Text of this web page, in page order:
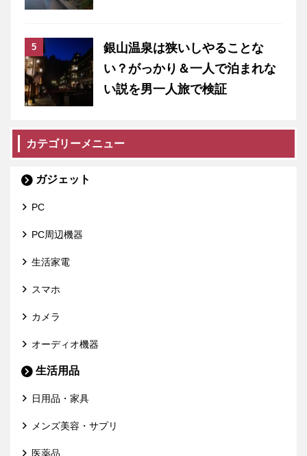
銀山温泉は狭いしやることな
い？がっかり＆一人で泊まれな
い説を男一人旅で検証
カテゴリーメニュー
ガジェット
PC
PC周辺機器
生活家電
スマホ
カメラ
オーディオ機器
生活用品
日用品・家具
メンズ美容・サプリ
医薬品